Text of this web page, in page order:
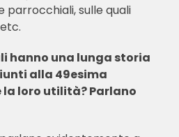
parrocchiali, sulle quali
hanno una lunga storia
alla 49esima
la loro utilità? Parlano